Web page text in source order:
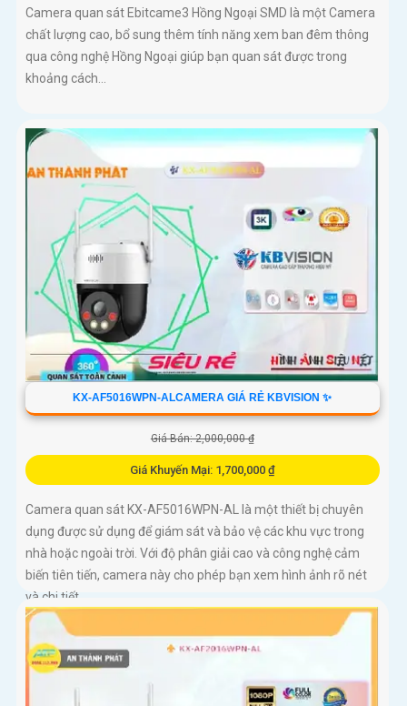
Camera quan sát Ebitcame3 Hồng Ngoại SMD là một Camera
chất lượng cao, bổ sung thêm tính năng xem ban đêm thông
qua công nghệ Hồng Ngoại giúp bạn quan sát được trong
khoảng cách...
KX-AF5016WPN-ALCAMERA GIÁ RẺ KBVISION ✨
Giá Bán: 2,000,000 ₫
Giá Khuyến Mại: 1,700,000 ₫
Camera quan sát KX-AF5016WPN-AL là một thiết bị chuyên
dụng được sử dụng để giám sát và bảo vệ các khu vực trong
nhà hoặc ngoài trời. Với độ phân giải cao và công nghệ cảm
biến tiên tiến, camera này cho phép bạn xem hình ảnh rõ nét
và chi tiết